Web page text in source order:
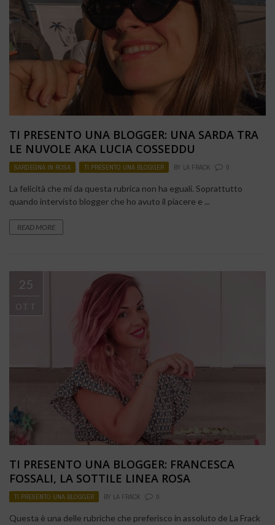
TI PRESENTO UNA BLOGGER: UNA SARDA TRA
LE NUVOLE AKA LUCIA COSSEDDU
SARDEGNA IN ROSA , TI PRESENTO UNA BLOGGER BY LA FRACK 0
La felicità che mi da questa rubrica non ha eguali. Soprattutto
quando intervisto blogger che ho avuto il piacere e ...
READ MORE
25
OTT
TI PRESENTO UNA BLOGGER: FRANCESCA
FOSSALI, LA SOTTILE LINEA ROSA
TI PRESENTO UNA BLOGGER BY LA FRACK 0
Questa è una delle rubriche che preferisco in assoluto de La Frack